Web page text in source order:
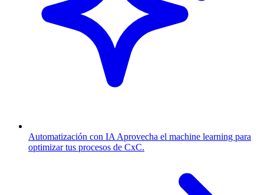
Automatización con IA Aprovecha el machine learning para
optimizar tus procesos de CxC.